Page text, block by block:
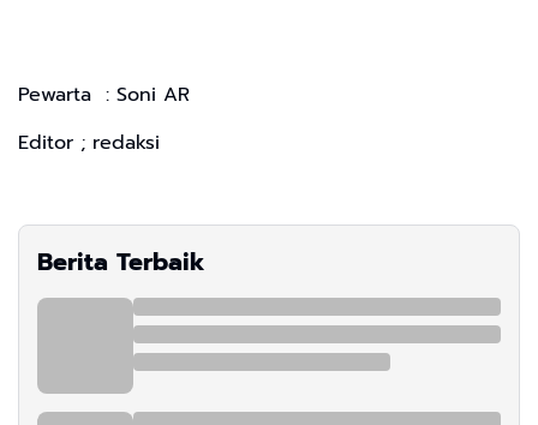
Pewarta : Soni AR
Editor ; redaksi
Berita Terbaik